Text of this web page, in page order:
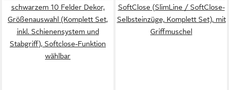
schwarzem 10 Felder Dekor,
Größenauswahl (Komplett Set,
inkl. Schienensystem und
Stabgriff), Softclose-Funktion
wählbar
SoftClose (SlimLine / SoftClose-
Selbsteinzüge, Komplett Set), mit
Griffmuschel